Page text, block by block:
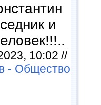
и
10:02 //
- Общество